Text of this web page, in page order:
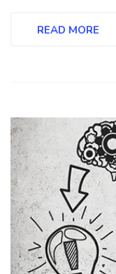
READ MORE